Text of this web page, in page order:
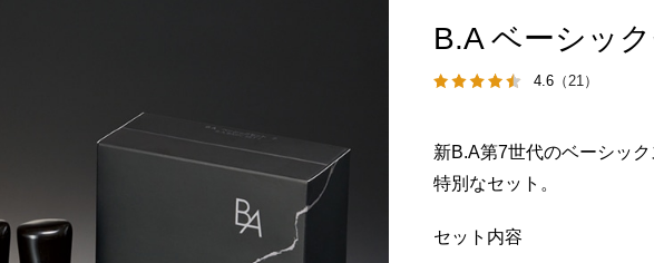
B.A ベーシッ
4.6 （21）
新B.A第7世代のベーシッ
特別なセット。
セット内容